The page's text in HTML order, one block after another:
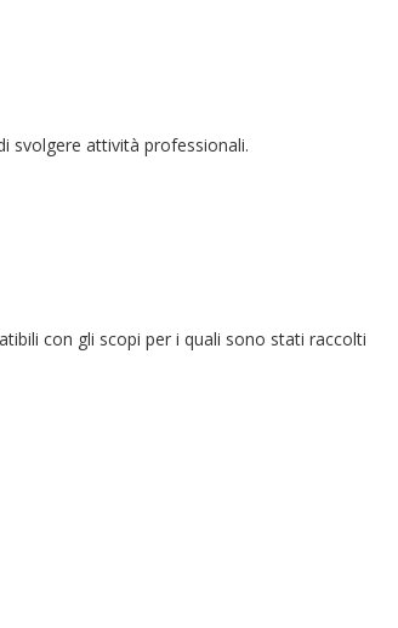
svolgere attività professionali.
con gli scopi per i quali sono stati raccolti